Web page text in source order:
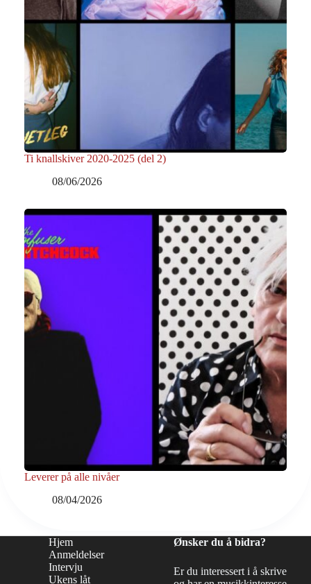
Ti knallskiver 2020-2025 (del 2)
08/06/2026
Leverer på alle nivåer
08/04/2026
Hjem
Anmeldelser
Intervju
Ukens låt
Ønsker du å bidra?
Er du interessert i å skrive